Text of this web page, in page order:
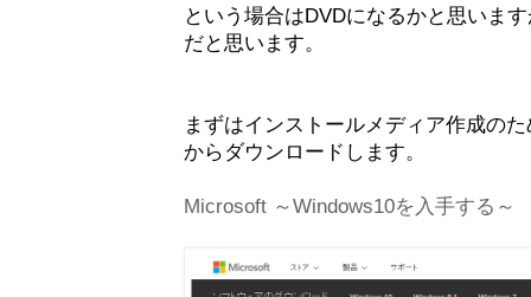
という場合はDVDになるかと思いま
だと思います。
まずはインストールメディア作成の
からダウンロードします。
Microsoft ～Windows10を入手する～